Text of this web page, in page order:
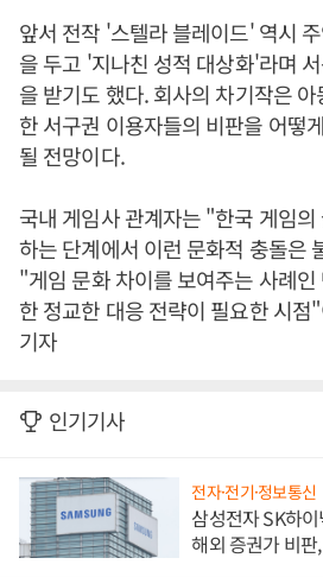
앞서 전작 '스텔라 블레이드' 역시
을 두고 '지나친 성적 대상화'라며
을 받기도 했다. 회사의 차기작은
한 서구권 이용자들의 비판을 어떻
될 전망이다.
국내 게임사 관계자는 "한국 게임
하는 단계에서 이런 문화적 충돌은
"게임 문화 차이를 보여주는 사례
한 정교한 대응 전략이 필요한 시점
기자
인기기사
전자·전기·정보통신
삼성전자 SK하
해외 증권가 비